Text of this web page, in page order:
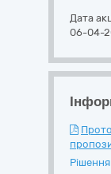
Дата
06-04-